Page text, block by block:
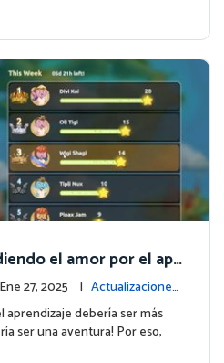
el amor por el apr
competencia amistos
| Ene 27, 2025 | Actualizaciones
aprendizaje debería ser más
ser una aventura! Por eso,